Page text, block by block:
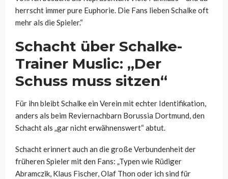
herrscht immer pure Euphorie. Die Fans lieben Schalke oft
mehr als die Spieler.“
Schacht über Schalke-
Trainer Muslic: „Der
Schuss muss sitzen“
Für ihn bleibt Schalke ein Verein mit echter Identifikation,
anders als beim Reviernachbarn Borussia Dortmund, den
Schacht als „gar nicht erwähnenswert“ abtut.
Schacht erinnert auch an die große Verbundenheit der
früheren Spieler mit den Fans: „Typen wie Rüdiger
Abramczik, Klaus Fischer, Olaf Thon oder ich sind für